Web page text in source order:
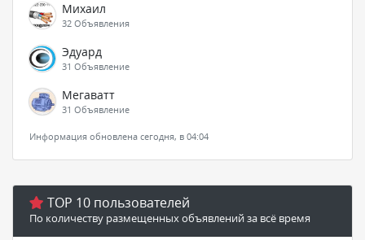
Михаил
32 Объявления
Эдуард
31 Объявление
Мегаватт
31 Объявление
Информация обновлена сегодня, в 04:04
TOP 10 пользователей
По количеству размещенных объявлений за всё время